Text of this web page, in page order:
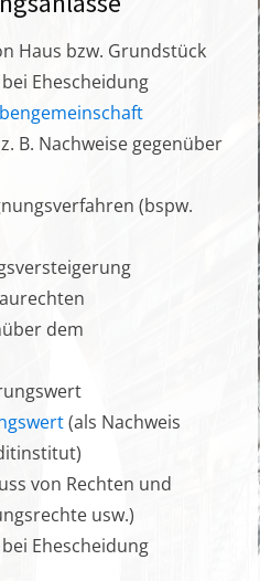
Haus bzw. Grundstück
Ehescheidung
B. Nachweise gegenüber
(bspw.
dem
(als Nachweis
von Rechten und
usw.)
Ehescheidung